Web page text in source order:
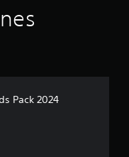
Pack 2024